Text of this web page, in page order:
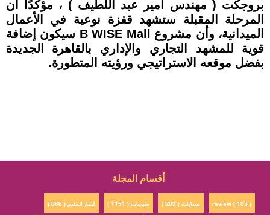
بروجكت ( مهندس امير عبد اللطيف ) ، مؤكدًا أن
المرحلة المقبلة ستشهد قفزة نوعية في الأعمال
الميدانية، وأن مشروع B WISE Mall سيكون إضافة
قوية للمشهد التجاري والإداري بالقاهرة الجديدة
بفضل موقعه الاستراتيجي ورؤيته المتطورة.
أقسام المجلة
أخبار الخليج ( 868 ) منوعات ( 1151 ) سيارات ( 203 )
review ( 103 )